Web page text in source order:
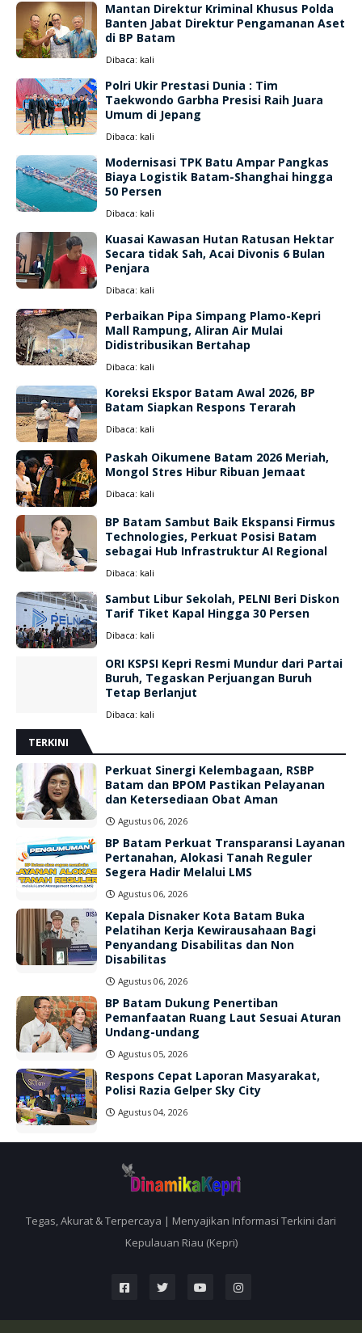
Mantan Direktur Kriminal Khusus Polda
Banten Jabat Direktur Pengamanan Aset
di BP Batam
Dibaca: kali
Polri Ukir Prestasi Dunia : Tim
Taekwondo Garbha Presisi Raih Juara
Umum di Jepang
Dibaca: kali
Modernisasi TPK Batu Ampar Pangkas
Biaya Logistik Batam-Shanghai hingga
50 Persen
Dibaca: kali
Kuasai Kawasan Hutan Ratusan Hektar
Secara tidak Sah, Acai Divonis 6 Bulan
Penjara
Dibaca: kali
Perbaikan Pipa Simpang Plamo-Kepri
Mall Rampung, Aliran Air Mulai
Didistribusikan Bertahap
Dibaca: kali
Koreksi Ekspor Batam Awal 2026, BP
Batam Siapkan Respons Terarah
Dibaca: kali
Paskah Oikumene Batam 2026 Meriah,
Mongol Stres Hibur Ribuan Jemaat
Dibaca: kali
BP Batam Sambut Baik Ekspansi Firmus
Technologies, Perkuat Posisi Batam
sebagai Hub Infrastruktur AI Regional
Dibaca: kali
Sambut Libur Sekolah, PELNI Beri Diskon
Tarif Tiket Kapal Hingga 30 Persen
Dibaca: kali
ORI KSPSI Kepri Resmi Mundur dari Partai
Buruh, Tegaskan Perjuangan Buruh
Tetap Berlanjut
Dibaca: kali
TERKINI
Perkuat Sinergi Kelembagaan, RSBP
Batam dan BPOM Pastikan Pelayanan
dan Ketersediaan Obat Aman
Agustus 06, 2026
BP Batam Perkuat Transparansi Layanan
Pertanahan, Alokasi Tanah Reguler
Segera Hadir Melalui LMS
Agustus 06, 2026
Kepala Disnaker Kota Batam Buka
Pelatihan Kerja Kewirausahaan Bagi
Penyandang Disabilitas dan Non
Disabilitas
Agustus 06, 2026
BP Batam Dukung Penertiban
Pemanfaatan Ruang Laut Sesuai Aturan
Undang-undang
Agustus 05, 2026
Respons Cepat Laporan Masyarakat,
Polisi Razia Gelper Sky City
Agustus 04, 2026
Tegas, Akurat & Terpercaya | Menyajikan Informasi Terkini dari
Kepulauan Riau (Kepri)